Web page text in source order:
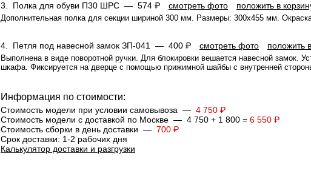
3. Полка для обуви П30 ШРС — 574 ₽ смотреть фото положить в
Дополнительная полка для секции шириной 300 мм. Размеры: 300x455 мм.
4. Петля под навесной замок ЗП-041 — 400 ₽ смотреть фото положить
Выполнена в виде поворотной ручки. Для блокировки вешается навесной замок.
шкафа. Фиксируется на дверце с помощью прижимной шайбы с внутренней
Информация по стоимости:
Стоимость модели при условии самовывоза — 4 750 ₽
Стоимость модели с доставкой по Москве — 4 750 + 1 800 = 6 550 ₽
Стоимость сборки в день доставки — 700 ₽
Срок доставки: 1-2 рабочих дня
Калькулятор доставки и разгрузки